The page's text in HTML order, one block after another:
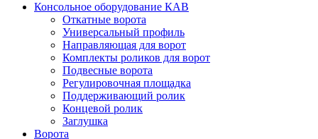
Консольное оборудование КАВ
Откатные ворота
Универсальный профиль
Направляющая для ворот
Комплекты роликов для ворот
Подвесные ворота
Регулировочная площадка
Поддерживающий ролик
Концевой ролик
Заглушка
Ворота